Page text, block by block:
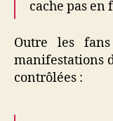
cache pas en
Outre les fans
manifestations
contrôlées :